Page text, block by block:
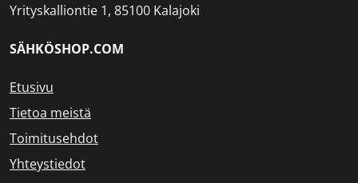
Yrityskalliontie 1, 85100 Kalajoki
SÄHKÖSHOP.COM
Etusivu
Tietoa meistä
Toimitusehdot
Yhteystiedot